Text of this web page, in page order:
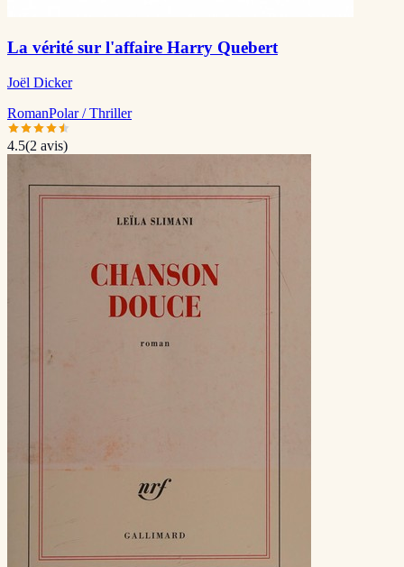
La vérité sur l'affaire Harry Quebert
Joël Dicker
RomanPolar / Thriller
4.5(2 avis)